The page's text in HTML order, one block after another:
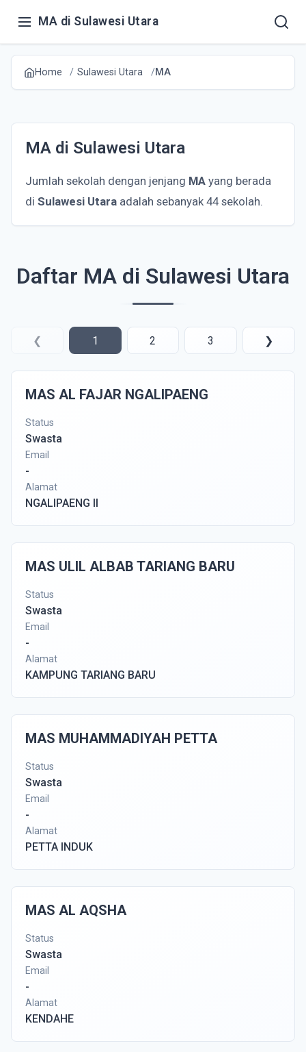
MA di Sulawesi Utara
Home Sulawesi Utara MA
MA di Sulawesi Utara
Jumlah sekolah dengan jenjang MA yang berada
di Sulawesi Utara adalah sebanyak 44 sekolah.
Daftar MA di Sulawesi Utara
❮ 1 2 3 ❯
MAS AL FAJAR NGALIPAENG
Status
Swasta
Email
-
Alamat
NGALIPAENG II
MAS ULIL ALBAB TARIANG BARU
Status
Swasta
Email
-
Alamat
KAMPUNG TARIANG BARU
MAS MUHAMMADIYAH PETTA
Status
Swasta
Email
-
Alamat
PETTA INDUK
MAS AL AQSHA
Status
Swasta
Email
-
Alamat
KENDAHE